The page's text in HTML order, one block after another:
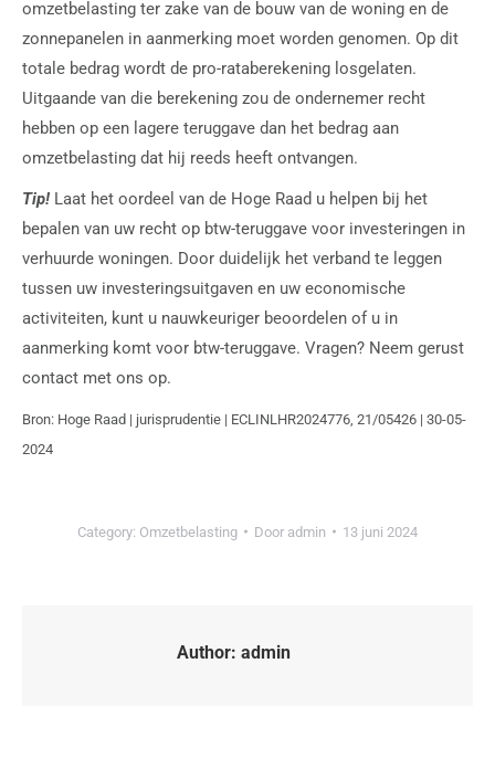
omzetbelasting ter zake van de bouw van de woning en de
zonnepanelen in aanmerking moet worden genomen. Op dit
totale bedrag wordt de pro-rataberekening losgelaten.
Uitgaande van die berekening zou de ondernemer recht
hebben op een lagere teruggave dan het bedrag aan
omzetbelasting dat hij reeds heeft ontvangen.
Tip! Laat het oordeel van de Hoge Raad u helpen bij het
bepalen van uw recht op btw-teruggave voor investeringen in
verhuurde woningen. Door duidelijk het verband te leggen
tussen uw investeringsuitgaven en uw economische
activiteiten, kunt u nauwkeuriger beoordelen of u in
aanmerking komt voor btw-teruggave. Vragen? Neem gerust
contact met ons op.
Bron: Hoge Raad | jurisprudentie | ECLINLHR2024776, 21/05426 | 30-05-
2024
Category: Omzetbelasting Door admin 13 juni 2024
Author: admin